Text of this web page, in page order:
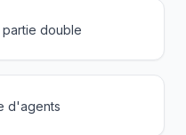
double
d'agents